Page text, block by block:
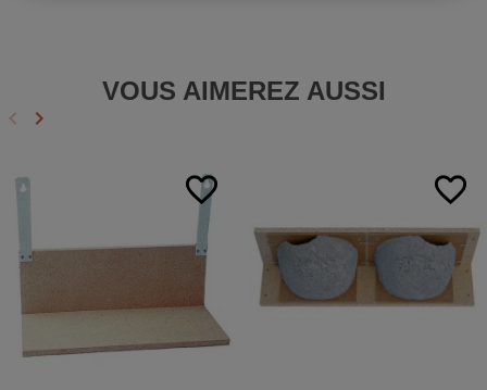
VOUS AIMEREZ AUSSI
Précédent
keyboard_arrow_left Suivant
keyboard_arrow_right
favorite_border favorite_border